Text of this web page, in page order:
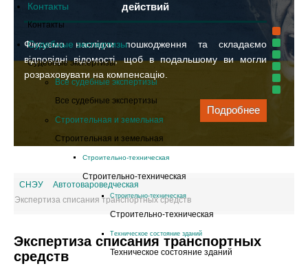
Контакты
Контакты
Судебные экспертизы
Судебные экспертизы
Все судебные экспертизы
Все судебные экспертизы
Строительная и земельная
Строительная и земельная
Cтроительно-техническая
Cтроительно-техническая
Cтроительно-техническая
Cтроительно-техническая
Техническое состояние зданий
Техническое состояние зданий
действий
Фіксуємо наслідки пошкодження та складаємо
відповідні відомості, щоб в подальшому ви могли
розраховувати на компенсацію.
Подробнее
СНЭУ
Автотовароведческая
Экспертиза списания транспортных средств
Экспертиза списания транспортных
средств